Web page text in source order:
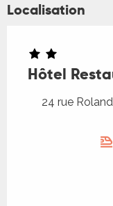
Localisation
Hôtel
24 rue